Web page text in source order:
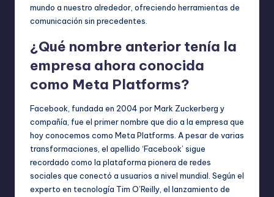
mundo a nuestro alrededor, ofreciendo herramientas de
comunicación sin precedentes.
¿Qué nombre anterior tenía la
empresa ahora conocida
como Meta Platforms?
Facebook, fundada en 2004 por Mark Zuckerberg y
compañía, fue el primer nombre que dio a la empresa que
hoy conocemos como Meta Platforms. A pesar de varias
transformaciones, el apellido ‘Facebook’ sigue
recordado como la plataforma pionera de redes
sociales que conectó a usuarios a nivel mundial. Según el
experto en tecnología Tim O’Reilly, el lanzamiento de